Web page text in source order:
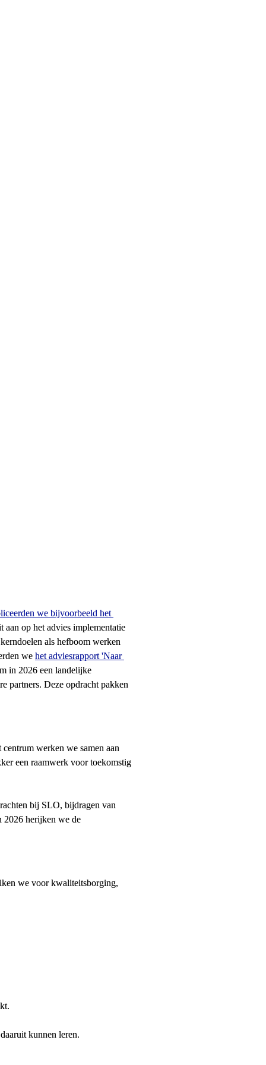
we bijvoorbeeld het
op het advies implementatie
als hefboom werken
we het adviesrapport 'Naar
in 2026 een landelijke
partners. Deze opdracht pakken
werken we samen aan
een raamwerk voor toekomstig
bij SLO, bijdragen van
2026 herijken we de
we voor kwaliteitsborging,
kunnen leren.